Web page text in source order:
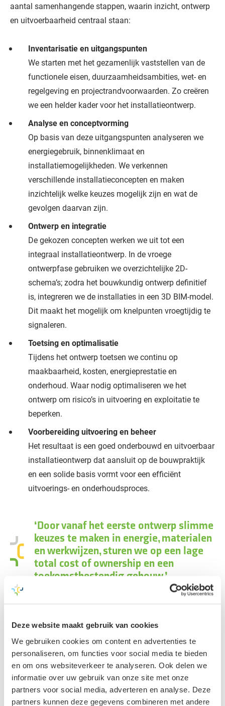
Deze website maakt gebruik van cookies
We gebruiken cookies om content en advertenties te
personaliseren, om functies voor social media te bieden
en om ons websiteverkeer te analyseren. Ook delen we
informatie over uw gebruik van onze site met onze
partners voor social media, adverteren en analyse. Deze
partners kunnen deze gegevens combineren met andere
aantal samenhangende stappen, waarin inzicht, ontwerp
en uitvoerbaarheid centraal staan:
Inventarisatie en uitgangspunten
We starten met het gezamenlijk vaststellen van de
functionele eisen, duurzaamheidsambities, wet- en
regelgeving en projectrandvoorwaarden. Zo creëren
we een helder kader voor het installatieontwerp.
Analyse en conceptvorming
Op basis van deze uitgangspunten analyseren we
energiegebruik, binnenklimaat en
installatiemogelijkheden. We verkennen
verschillende installatieconcepten en maken
inzichtelijk welke keuzes mogelijk zijn en wat de
gevolgen daarvan zijn.
Ontwerp en integratie
De gekozen concepten werken we uit tot een
integraal installatieontwerp. In de vroege
ontwerpfase gebruiken we overzichtelijke 2D-
schema’s; zodra het bouwkundig ontwerp definitief
is, integreren we de installaties in een 3D BIM-model.
Dit maakt het mogelijk om knelpunten vroegtijdig te
signaleren.
Toetsing en optimalisatie
Tijdens het ontwerp toetsen we continu op
maakbaarheid, kosten, energieprestatie en
onderhoud. Waar nodig optimaliseren we het
ontwerp om risico’s in uitvoering en exploitatie te
beperken.
Voorbereiding uitvoering en beheer
Het resultaat is een goed onderbouwd en uitvoerbaar
installatieontwerp dat aansluit op de bouwpraktijk
en een solide basis vormt voor een efficiënt
uitvoerings- en onderhoudsproces.
Door vanaf het eerste ontwerp slimme
keuzes te maken in energie, materialen
en werkwijzen, sturen we op een lage
total cost of ownership en een
toekomstbestendig gebouw.